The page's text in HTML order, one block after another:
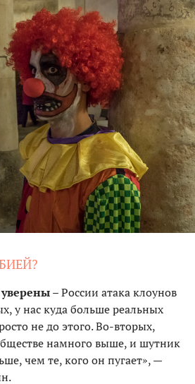
– России атака клоунов
у нас куда больше реальных
не до этого. Во-вторых,
намного выше, и шутник
чем те, кого он пугает», —